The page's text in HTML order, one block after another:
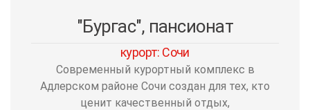
"Бургас", пансионат
курорт: Сочи
Современный курортный комплекс в
Адлерском районе Сочи создан для тех, кто
ценит качественный отдых,